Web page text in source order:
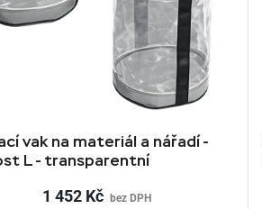
vak na materiál a nářadí -
L - transparentní
1 452 Kč
bez DPH